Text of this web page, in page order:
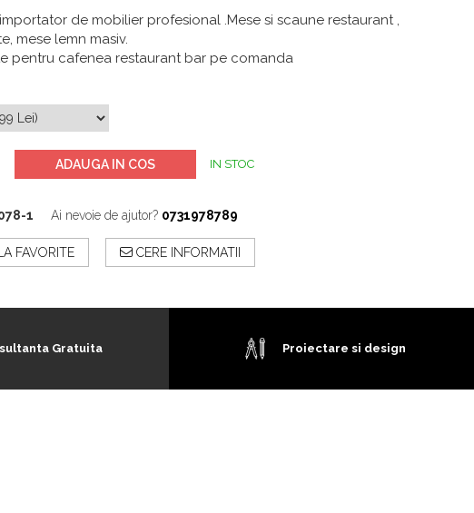
de mobilier profesional .Mese si scaune restaurant ,
mese lemn masiv.
pentru cafenea restaurant bar pe comanda
ADAUGA IN COS IN STOC
1 Ai nevoie de ajutor? 0731978789
FAVORITE CERE INFORMATII
Gratuita Proiectare si design